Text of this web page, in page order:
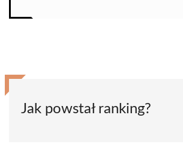
Jak powstał ranking?